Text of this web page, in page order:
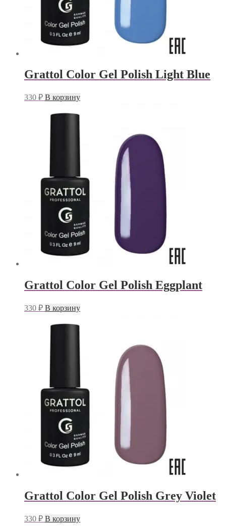
Grattol Color Gel Polish Light Blue
330 ₽ В корзину
Grattol Color Gel Polish Eggplant
330 ₽ В корзину
Grattol Color Gel Polish Grey Violet
330 ₽ В корзину